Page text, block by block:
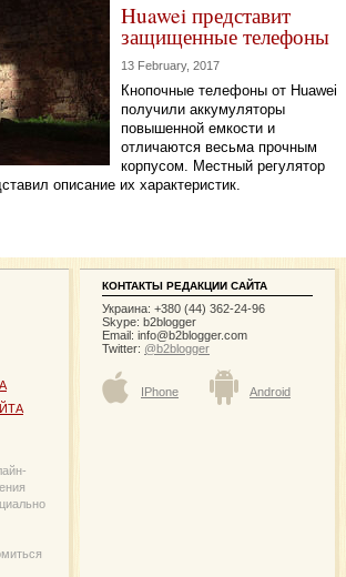
Huawei представит
защищенные телефоны
13 February, 2017
Кнопочные телефоны от Huawei
получили аккумуляторы
повышенной емкости и
отличаются весьма прочным
корпусом. Местный регулятор
описание их характеристик.
КОНТАКТЫ РЕДАКЦИИ САЙТА
Украина: +380 (44) 362-24-96
Skype: b2blogger
Email: info@b2blogger.com
Twitter: @b2blogger
IPhone Android